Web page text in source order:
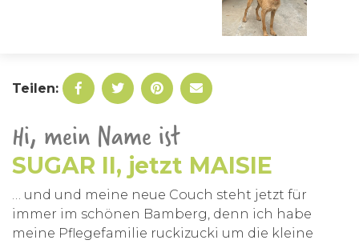
Teilen:
Hi, mein Name ist
SUGAR II, jetzt MAISIE
… und und meine neue Couch steht jetzt für
immer im schönen Bamberg, denn ich habe
meine Pflegefamilie ruckizucki um die kleine